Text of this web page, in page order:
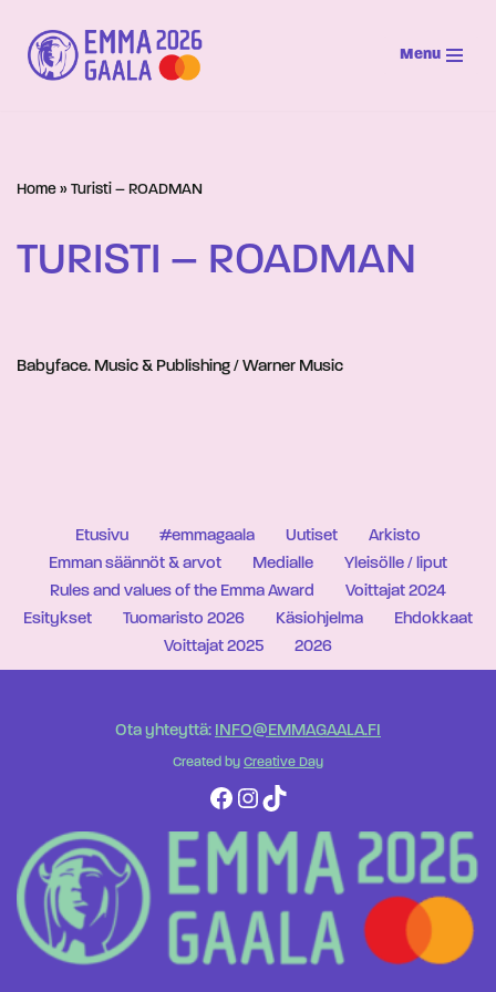
Siirry
suoraan
Menu
Home » Turisti – ROADMAN
TURISTI – ROADMAN
Babyface. Music & Publishing / Warner Music
Etusivu #emmagaala Uutiset
Arkisto
Emman säännöt & arvot
Medialle
Yleisölle / liput
Rules and values of the Emma Award
Voittajat 2024
Esitykset
Tuomaristo 2026 Käsiohjelma
Ehdokkaat
Voittajat 2025
2026
Ota yhteyttä: INFO@EMMAGAALA.FI
Created by Creative Day